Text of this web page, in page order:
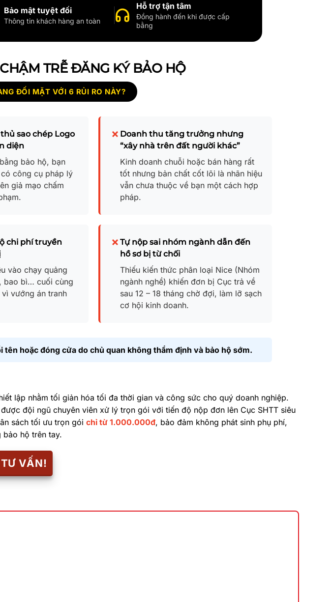
Bảo mật tuyệt đối
Thông tin khách hàng an toàn
Hỗ trợ tận tâm
Đồng hành đến khi được cấp
bằng
TRỄ ĐĂNG KÝ BẢO HỘ
ĐỐI MẶT VỚI 6 RỦI RO NÀY?
sao chép Logo
diện
bảo hộ, bạn
công cụ pháp lý
giả mạo chấm
Doanh thu tăng trưởng nhưng
“xây nhà trên đất người khác”
Kinh doanh chuỗi hoặc bán hàng rất
tốt nhưng bản chất cốt lõi là nhãn hiệu
vẫn chưa thuộc về bạn một cách hợp
pháp.
chi phí truyền
vào chạy quảng
bao bì… cuối cùng
vướng án tranh
Tự nộp sai nhóm ngành dẫn đến
hồ sơ bị từ chối
Thiếu kiến thức phân loại Nice (Nhóm
ngành nghề) khiến đơn bị Cục trả về
sau 12 – 18 tháng chờ đợi, làm lỡ sạch
cơ hội kinh doanh.
hoặc đóng cửa do chủ quan không thẩm định và bảo hộ sớm.
lập nhằm tối giản hóa tối đa thời gian và công sức cho quý doanh nghiệp.
đội ngũ chuyên viên xử lý trọn gói với tiến độ nộp đơn lên Cục SHTT siêu
sách tối ưu trọn gói chỉ từ 1.000.000đ, bảo đảm không phát sinh phụ phí,
bảo hộ trên tay.
VẤN!